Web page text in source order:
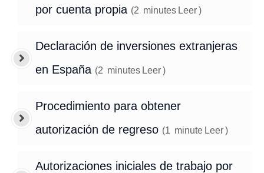
por cuenta propia (2 minutes Leer)
Declaración de inversiones extranjeras
en España (2 minutes Leer)
Procedimiento para obtener
autorización de regreso (1 minute Leer)
Autorizaciones iniciales de trabajo por